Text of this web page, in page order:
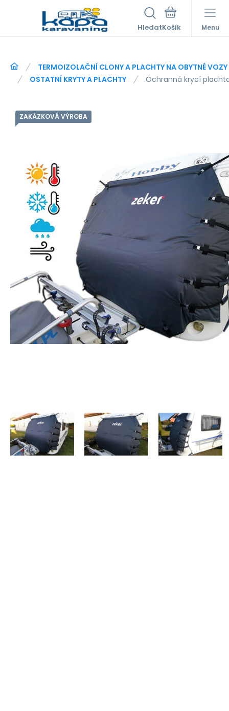
Hledat Menu
TERMOIZOLAČNÍ CLONY A PLACHTY NA OBYTNÉ
OSTATNÍ KRYTY A PLACHTY
Ochranná krycí
ZAKÁZKOVÁ VÝROBA